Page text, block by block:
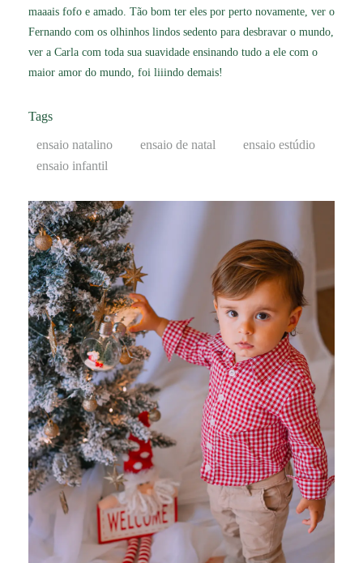
maaais fofo e amado. Tão bom ter eles por perto novamente, ver o
Fernando com os olhinhos lindos sedento para desbravar o mundo,
ver a Carla com toda sua suavidade ensinando tudo a ele com o
maior amor do mundo, foi liiindo demais!
Tags
ensaio natalino ensaio de natal
ensaio estúdio
ensaio infantil